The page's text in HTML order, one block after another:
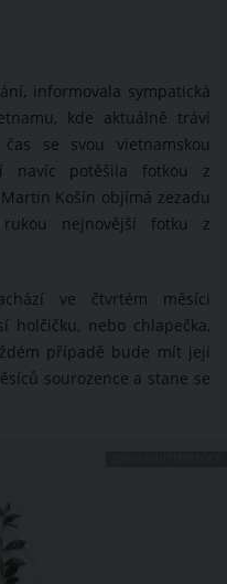
informovala sympatická
kde aktuálně tráví
se svou vietnamskou
navíc potěšila fotkou z
Košín objímá zezadu
nejnovější fotku z
ve čtvrtém měsíci
holčičku, nebo chlapečka,
případě bude mít její
sourozence a stane se